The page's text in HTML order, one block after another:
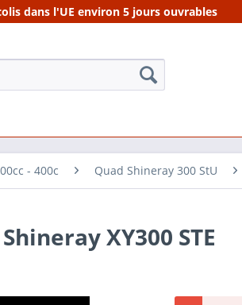
dans l'UE environ 5 jours ouvrables
- 400c Quad Shineray 300 StU
XY300 STE